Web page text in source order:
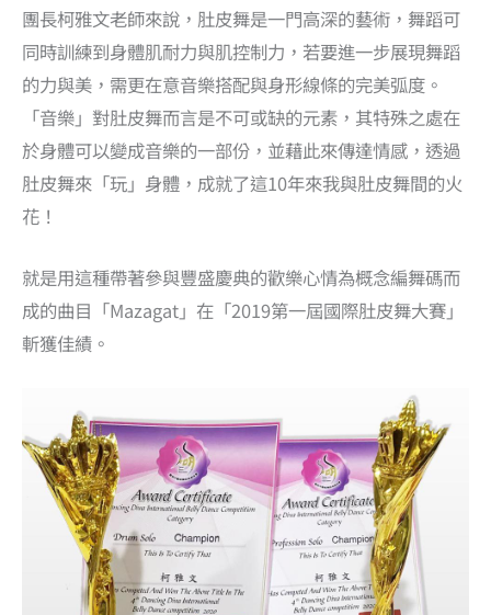
團長柯雅文老師來說，肚皮舞是一門高深的藝術，舞蹈可
同時訓練到身體肌耐力與肌控制力，若要進一步展現舞蹈
的力與美，需更在意音樂搭配與身形線條的完美弧度。
「音樂」對肚皮舞而言是不可或缺的元素，其特殊之處在
於身體可以變成音樂的一部份，並藉此來傳達情感，透過
肚皮舞來「玩」身體，成就了這10年來我與肚皮舞間的火
花！
就是用這種帶著參與豐盛慶典的歡樂心情為概念編舞碼而
成的曲目「Mazagat」在「2019第一屆國際肚皮舞大賽」
斬獲佳績。